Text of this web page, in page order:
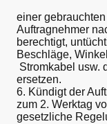
5.
einer
Auftragnehmer
berechtigt,
Beschläge,
Stromkabel usw.
ersetzen.
6. Kündigt der
zum 2. Werktag
gesetzliche